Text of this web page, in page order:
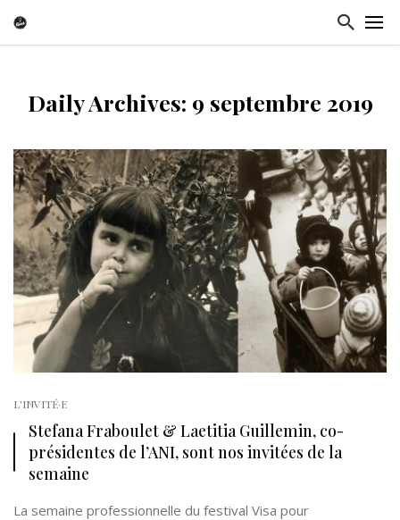
Daily Archives: 9 septembre 2019
L'INVITÉ·E
Stefana Fraboulet & Laetitia Guillemin, co-
présidentes de l’ANI, sont nos invitées de la
semaine
La semaine professionnelle du festival Visa pour